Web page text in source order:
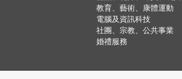
教育、藝術、康體運動
電腦及資訊科技
社團、宗教、公共事業
婚禮服務